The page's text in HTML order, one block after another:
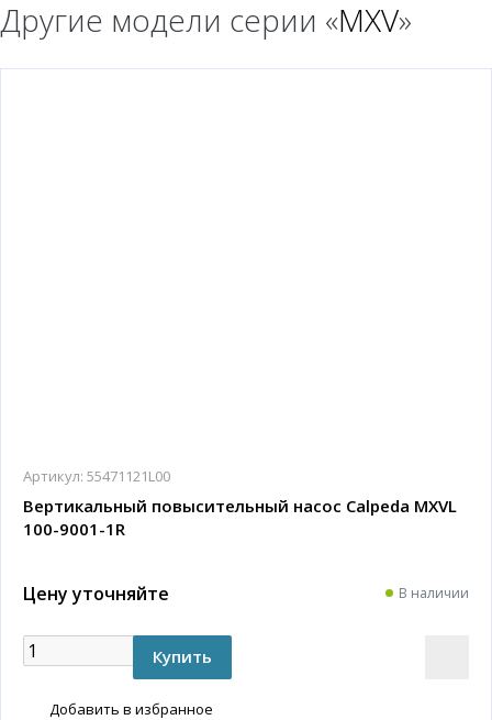
Другие модели серии «MXV»
Артикул: 55471121L00
Вертикальный повысительный насос Calpeda MXVL
100-9001-1R
Цену уточняйте В наличии
Добавить в избранное